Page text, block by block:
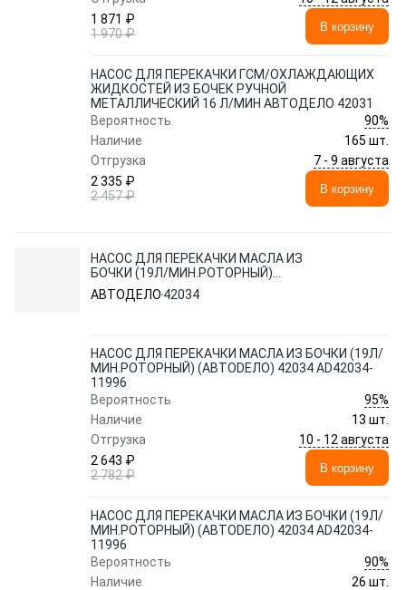
1 871 ₽
1 970 ₽
В корзину
НАСОС ДЛЯ ПЕРЕКАЧКИ ГСМ/ОХЛАЖДАЮЩИХ
ЖИДКОСТЕЙ ИЗ БОЧЕК РУЧНОЙ
МЕТАЛЛИЧЕСКИЙ 16 Л/МИН АВТОДЕЛО 42031
Вероятность
90%
Наличие
165 шт.
Отгрузка
7 - 9 августа
2 335 ₽
2 457 ₽
В корзину
НАСОС ДЛЯ ПЕРЕКАЧКИ МАСЛА ИЗ
БОЧКИ (19Л/МИН.РОТОРНЫЙ)
(АВТОDЕЛО) 42034 AD42034-11996
АВТОДЕЛО 42034
НАСОС ДЛЯ ПЕРЕКАЧКИ МАСЛА ИЗ БОЧКИ (19Л/
МИН.РОТОРНЫЙ) (АВТОDЕЛО) 42034 AD42034-
11996
Вероятность
95%
Наличие
13 шт.
Отгрузка
10 - 12 августа
2 643 ₽
2 782 ₽
В корзину
НАСОС ДЛЯ ПЕРЕКАЧКИ МАСЛА ИЗ БОЧКИ (19Л/
МИН.РОТОРНЫЙ) (АВТОDЕЛО) 42034 AD42034-
11996
Вероятность
90%
Наличие
26 шт.